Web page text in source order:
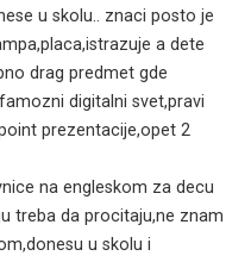
u skolu.. znaci posto je
a dete
drag predmet gde
digitalni svet,pravi
prezentacije,opet 2
na engleskom za decu
treba da procitaju,ne znam
u skolu i